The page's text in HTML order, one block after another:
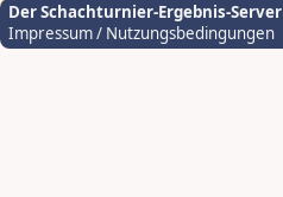
Der Schachturnier-Ergebnis-Server
Impressum / Nutzungsbedingungen